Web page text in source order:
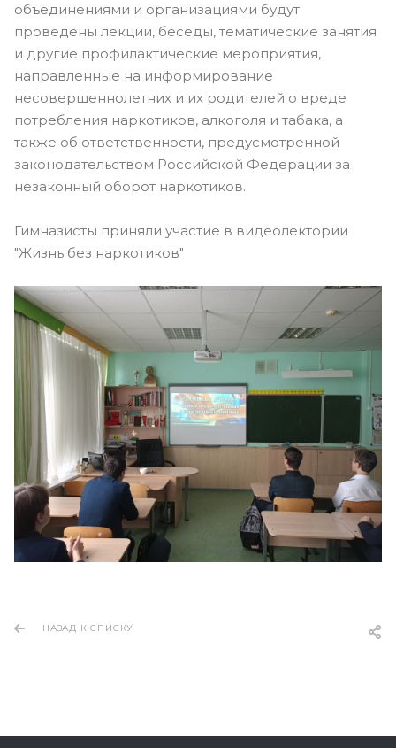
объединениями и организациями будут
проведены лекции, беседы, тематические занятия
и другие профилактические мероприятия,
направленные на информирование
несовершеннолетних и их родителей о вреде
потребления наркотиков, алкоголя и табака, а
также об ответственности, предусмотренной
законодательством Российской Федерации за
незаконный оборот наркотиков.
Гимназисты приняли участие в видеолектории
"Жизнь без наркотиков"
НАЗАД К СПИСКУ